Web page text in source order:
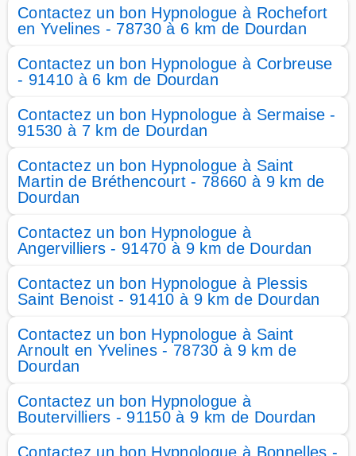
Contactez un bon Hypnologue à Rochefort
en Yvelines - 78730 à 6 km de Dourdan
Contactez un bon Hypnologue à Corbreuse
- 91410 à 6 km de Dourdan
Contactez un bon Hypnologue à Sermaise -
91530 à 7 km de Dourdan
Contactez un bon Hypnologue à Saint
Martin de Bréthencourt - 78660 à 9 km de
Dourdan
Contactez un bon Hypnologue à
Angervilliers - 91470 à 9 km de Dourdan
Contactez un bon Hypnologue à Plessis
Saint Benoist - 91410 à 9 km de Dourdan
Contactez un bon Hypnologue à Saint
Arnoult en Yvelines - 78730 à 9 km de
Dourdan
Contactez un bon Hypnologue à
Boutervilliers - 91150 à 9 km de Dourdan
Contactez un bon Hypnologue à Bonnelles -